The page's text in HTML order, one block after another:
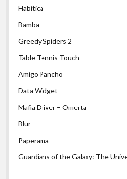
Habitica
Bamba
Greedy Spiders 2
Table Tennis Touch
Amigo Pancho
Data Widget
Mafia Driver – Omerta
Blur
Paperama
Guardians of the Galaxy: The